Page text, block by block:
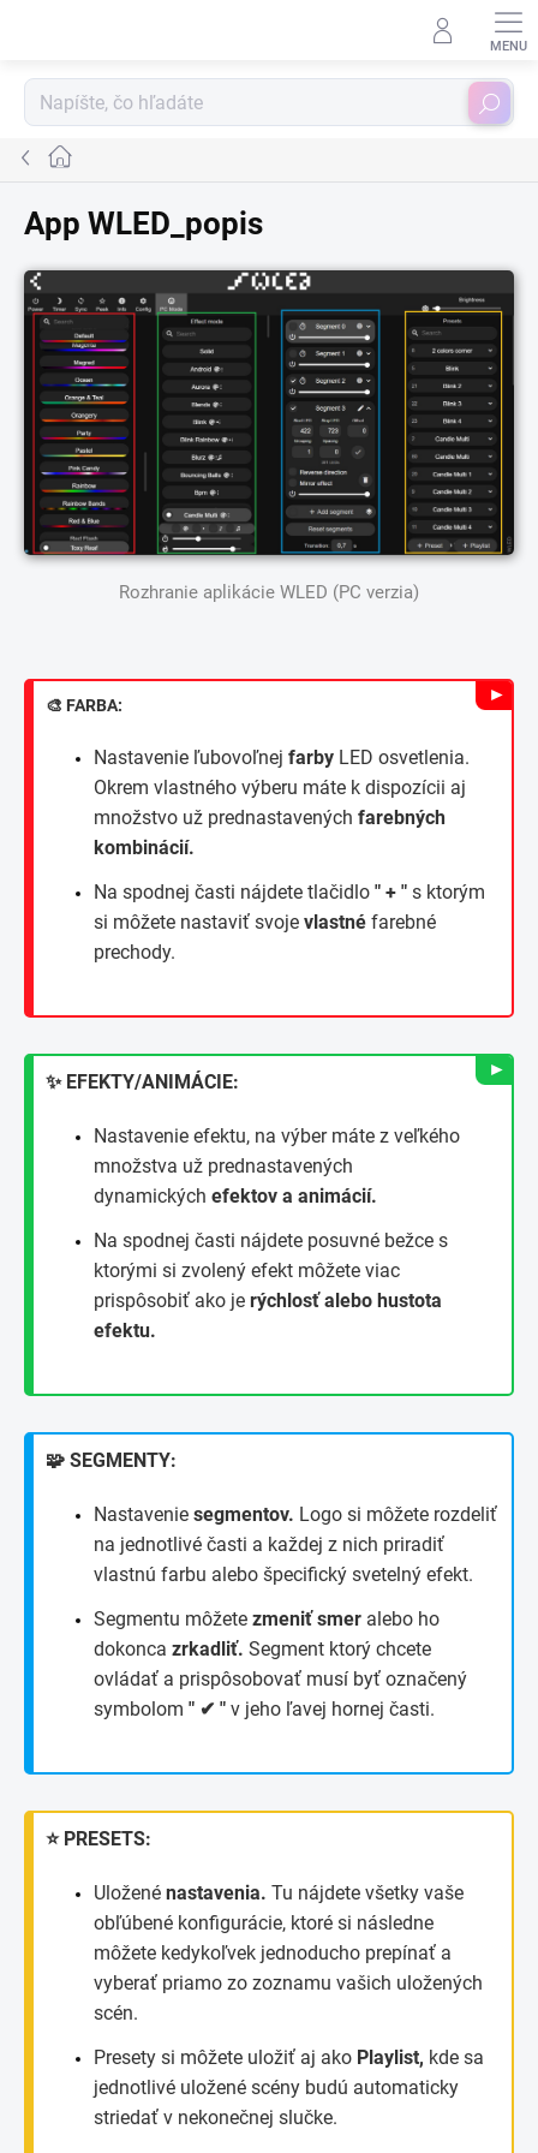
Hľadať
Domov
App WLED_popis
Rozhranie aplikácie WLED (PC verzia)
►
🎨 FARBA:
Nastavenie ľubovoľnej farby LED osvetlenia.
Okrem vlastného výberu máte k dispozícii aj
množstvo už prednastavených farebných
kombinácií.
Na spodnej časti nájdete tlačidlo " + " s ktorým
si môžete nastaviť svoje vlastné farebné
prechody.
►
✨ EFEKTY/ANIMÁCIE:
Nastavenie efektu, na výber máte z veľkého
množstva už prednastavených
dynamických efektov a animácií.
Na spodnej časti nájdete posuvné bežce s
ktorými si zvolený efekt môžete viac
prispôsobiť ako je rýchlosť alebo hustota
efektu.
🧩 SEGMENTY:
Nastavenie segmentov. Logo si môžete rozdeliť
na jednotlivé časti a každej z nich priradiť
vlastnú farbu alebo špecifický svetelný efekt.
Segmentu môžete zmeniť smer alebo ho
dokonca zrkadliť. Segment ktorý chcete
ovládať a prispôsobovať musí byť označený
symbolom " ✔ " v jeho ľavej hornej časti.
⭐ PRESETS:
Uložené nastavenia. Tu nájdete všetky vaše
obľúbené konfigurácie, ktoré si následne
môžete kedykoľvek jednoducho prepínať a
vyberať priamo zo zoznamu vašich uložených
scén.
Presety si môžete uložiť aj ako Playlist, kde sa
jednotlivé uložené scény budú automaticky
striedať v nekonečnej slučke.